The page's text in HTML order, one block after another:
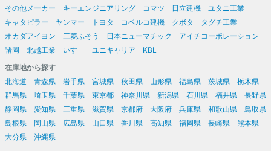
その他メーカー
キーエンジニアリング コマツ 日立建機
ユタニ工業
キャタピラー
ヤンマー トヨタ コベルコ建機 クボタ
タグチ工業
オカダアイヨン
三菱ふそう 日本ニューマチック
アイチコーポレーション
諸岡
北越工業 いすゞ ユニキャリア
KBL
在庫地から探す
北海道
青森県 岩手県 宮城県 秋田県 山形県 福島県 茨城県
栃木県
群馬県
埼玉県 千葉県 東京都 神奈川県 新潟県 石川県 福井県
長野県
静岡県
愛知県 三重県 滋賀県 京都府 大阪府 兵庫県 和歌山県
鳥取県
島根県
岡山県 広島県 山口県 香川県 高知県 福岡県 長崎県
熊本県
大分県
沖縄県